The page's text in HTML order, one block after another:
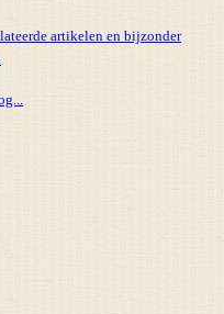
artikelen en bijzonder